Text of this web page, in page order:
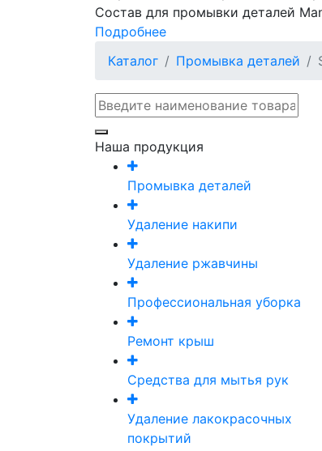
Состав для промывки деталей
Подробнее
Каталог
Промывка деталей
Наша продукция
Промывка деталей
Удаление накипи
Удаление ржавчины
Профессиональная уборка
Ремонт крыш
Средства для мытья рук
Удаление лакокрасочных
покрытий